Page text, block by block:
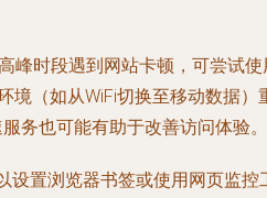
峰时段遇到网站卡顿，可尝试使
境（如从WiFi切换至移动数据）
务也可能有助于改善访问体验。
设置浏览器书签或使用网页监控